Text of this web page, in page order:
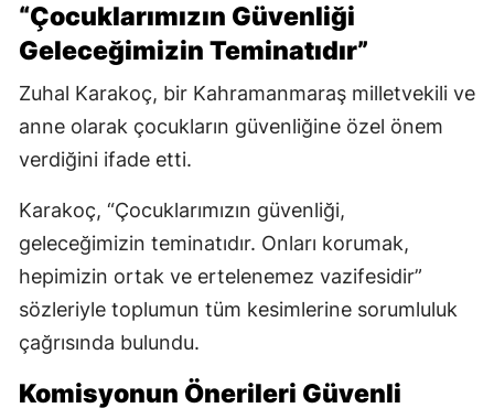
“Çocuklarımızın Güvenliği
Geleceğimizin Teminatıdır”
Zuhal Karakoç, bir Kahramanmaraş milletvekili ve
anne olarak çocukların güvenliğine özel önem
verdiğini ifade etti.
Karakoç, “Çocuklarımızın güvenliği,
geleceğimizin teminatıdır. Onları korumak,
hepimizin ortak ve ertelenemez vazifesidir”
sözleriyle toplumun tüm kesimlerine sorumluluk
çağrısında bulundu.
Komisyonun Önerileri Güvenli